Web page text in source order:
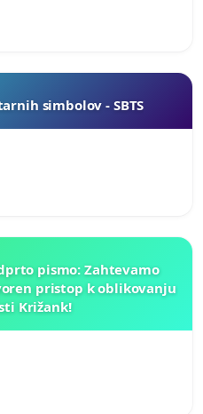
simbolov - SBTS
pismo: Zahtevamo
pristop k oblikovanju
Križank!